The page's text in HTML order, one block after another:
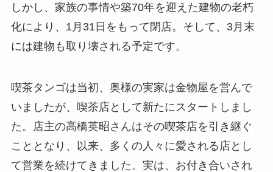
しかし、家族の事情や築70年を迎えた建物の老朽
化により、1月31日をもって閉店。そして、3月末
には建物も取り壊される予定です。
喫茶タンゴは当初、奥様の実家は金物屋を営んで
いましたが、喫茶店として新たにスタートしまし
た。店主の高橋英昭さんはその喫茶店を引き継ぐ
こととなり、以来、多くの人々に愛される店とし
て営業を続けてきました。実は、お付き合いされ